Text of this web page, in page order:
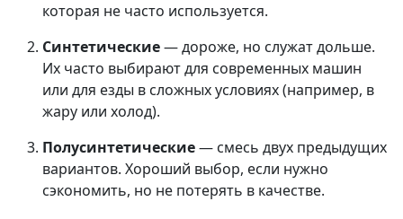
которая не часто используется.
Синтетические— дороже, но служат дольше.
Их часто выбирают для современных машин
или для езды в сложных условиях (например, в
жару или холод).
Полусинтетические— смесь двух предыдущих
вариантов. Хороший выбор, если нужно
сэкономить, но не потерять в качестве.